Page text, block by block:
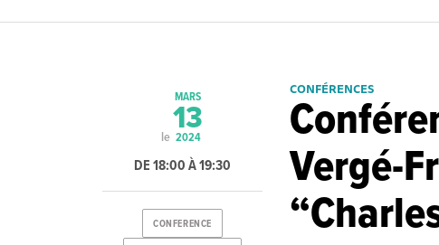
CONFÉRENCES
Vergé-
le
MARS
13
2024
DE 18:00 À 19:30
CONFERENCE